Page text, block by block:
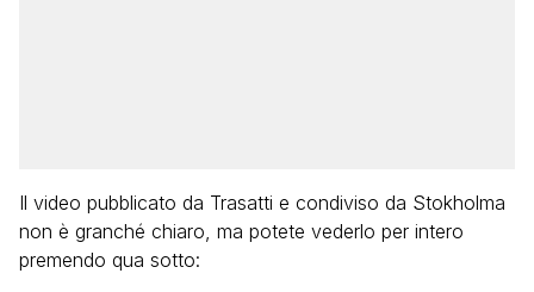
Il video pubblicato da Trasatti e condiviso da Stokholma
non è granché chiaro, ma potete vederlo per intero
premendo qua sotto: